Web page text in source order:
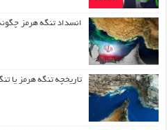
انسداد تنگه هرمز
تاریخچه تنگه هرمز یا